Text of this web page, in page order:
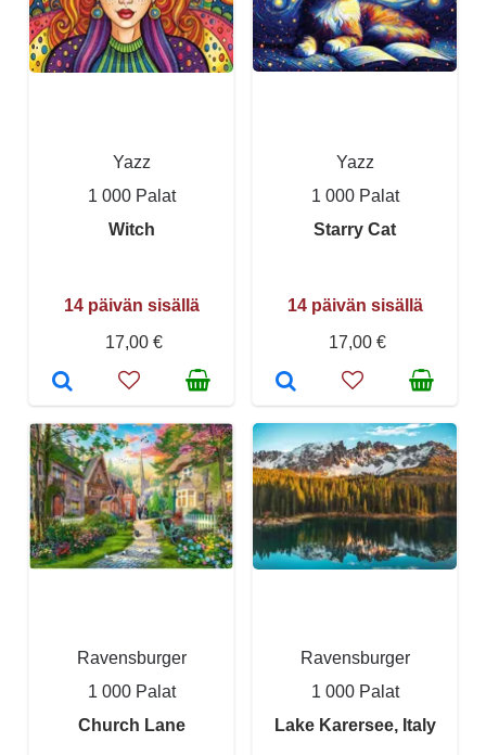
Yazz
1 000 Palat
Witch
14 päivän sisällä
17,00 €
Yazz
1 000 Palat
Starry Cat
14 päivän sisällä
17,00 €
Ravensburger
1 000 Palat
Church Lane
Ravensburger
1 000 Palat
Lake Karersee, Italy